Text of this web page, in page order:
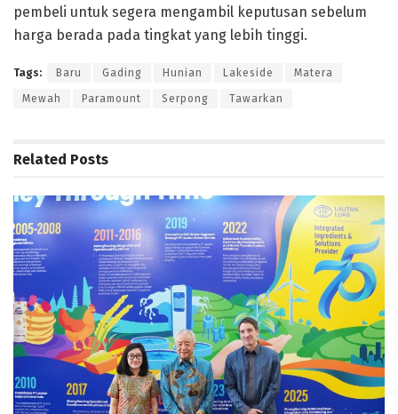
pembeli untuk segera mengambil keputusan sebelum
harga berada pada tingkat yang lebih tinggi.
Tags: Baru Gading Hunian Lakeside Matera
Mewah Paramount Serpong Tawarkan
Related Posts